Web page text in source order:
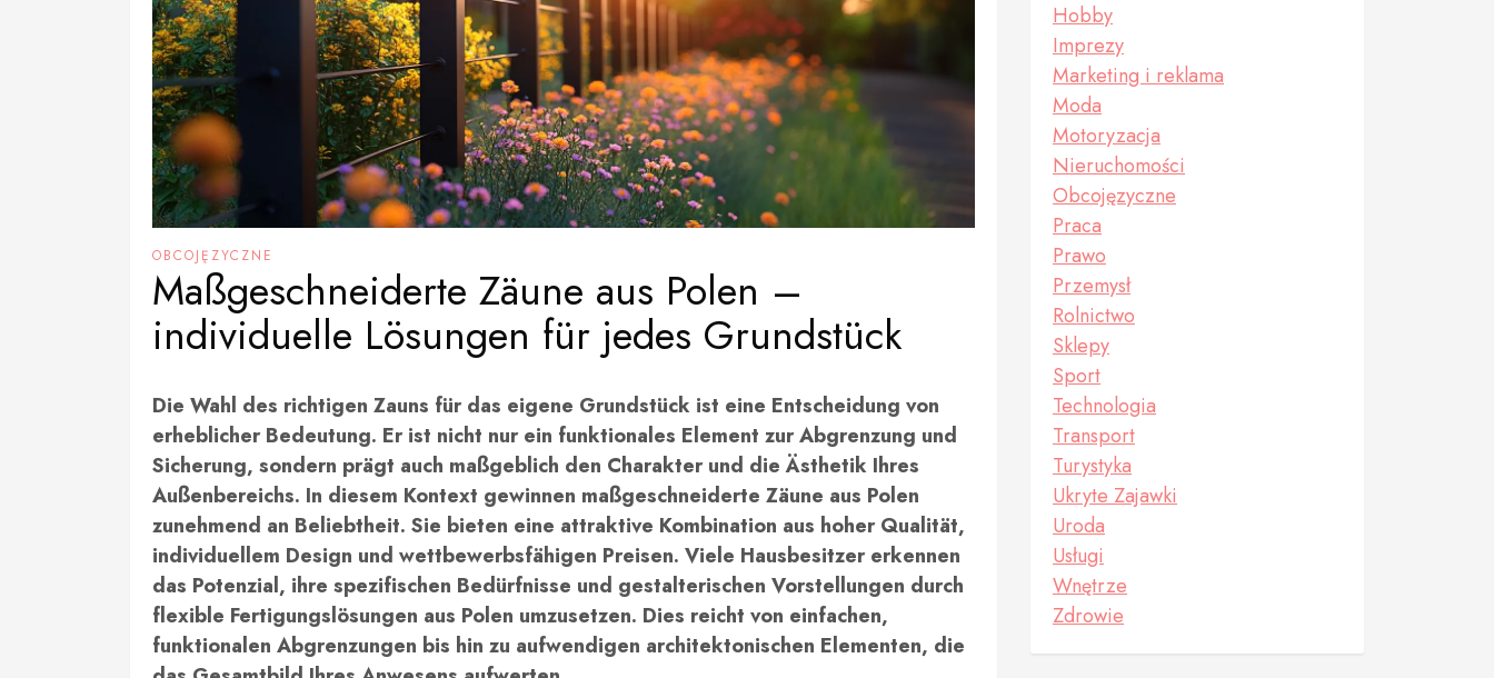
OBCOJĘZYCZNE
Maßgeschneiderte Zäune aus Polen –
individuelle Lösungen für jedes Grundstück
Die Wahl des richtigen Zauns für das eigene Grundstück ist eine Entscheidung von
erheblicher Bedeutung. Er ist nicht nur ein funktionales Element zur Abgrenzung und
Sicherung, sondern prägt auch maßgeblich den Charakter und die Ästhetik Ihres
Außenbereichs. In diesem Kontext gewinnen maßgeschneiderte Zäune aus Polen
zunehmend an Beliebtheit. Sie bieten eine attraktive Kombination aus hoher Qualität,
individuellem Design und wettbewerbsfähigen Preisen. Viele Hausbesitzer erkennen
das Potenzial, ihre spezifischen Bedürfnisse und gestalterischen Vorstellungen durch
flexible Fertigungslösungen aus Polen umzusetzen. Dies reicht von einfachen,
funktionalen Abgrenzungen bis hin zu aufwendigen architektonischen Elementen, die
Hobby
Imprezy
Marketing i reklama
Moda
Motoryzacja
Nieruchomości
Obcojęzyczne
Praca
Prawo
Przemysł
Rolnictwo
Sklepy
Sport
Technologia
Transport
Turystyka
Ukryte Zajawki
Uroda
Usługi
Wnętrze
Zdrowie